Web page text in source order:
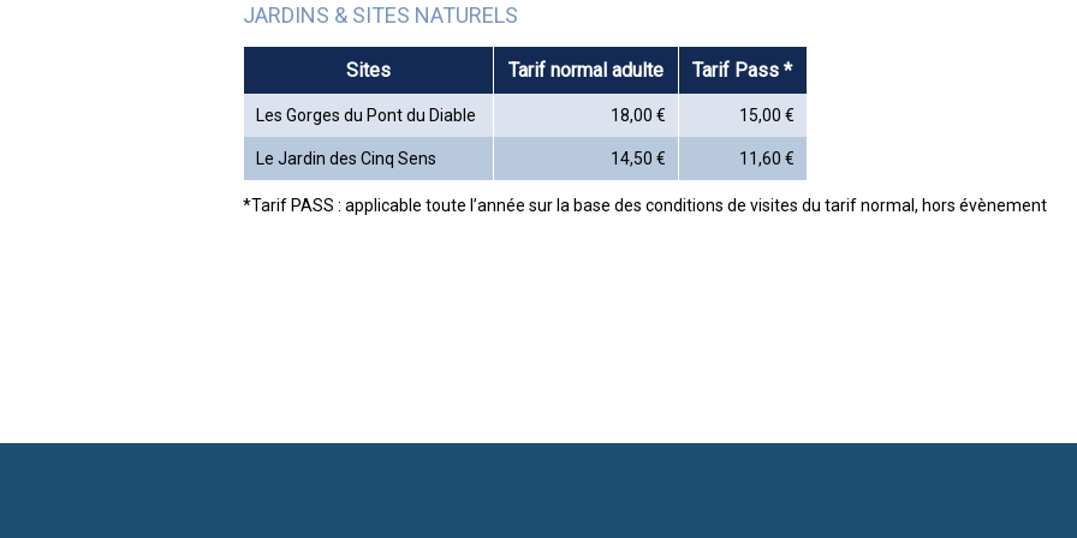
JARDINS & SITES NATURELS
Sites Tarif normal adulte Tarif Pass *
Les Gorges du Pont du Diable 18,00 € 15,00 €
Le Jardin des Cinq Sens 14,50 € 11,60 €
*Tarif PASS : applicable toute l’année sur la base des conditions de visites du tarif normal, hors évènement